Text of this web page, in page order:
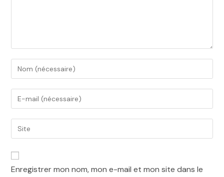
Enregistrer mon nom, mon e-mail et mon site dans le